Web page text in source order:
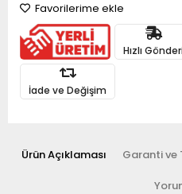
Favorilerime ekle
Hızlı
İade ve Değişim
Ürün Açıklaması Garanti ve